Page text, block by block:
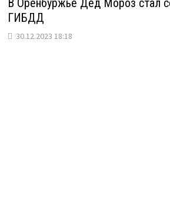
В Оренбуржье Дед Мороз стал
ГИБДД
30.12.2023 18:18